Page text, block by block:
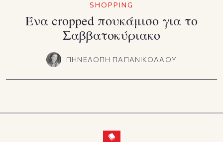
SHOPPING
Ένα cropped πουκάμισο για το
Σαββατοκύριακο
ΠΗΝΕΛΟΠΗ ΠΑΠΑΝΙΚΟΛΑΟΥ